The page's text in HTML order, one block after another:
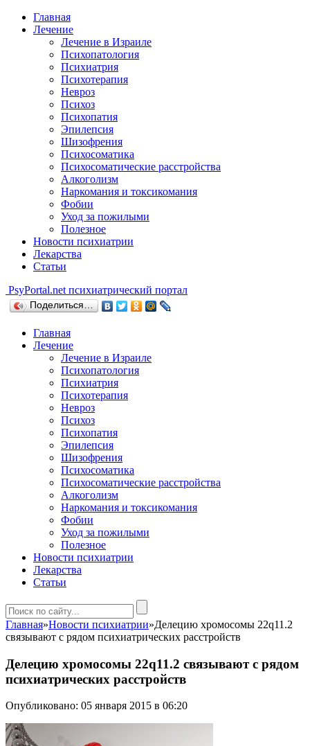
Главная
Лечение
Лечение в Израиле
Психопатология
Психиатрия
Психотерапия
Невроз
Психоз
Психопатия
Эпилепсия
Шизофрения
Психосоматика
Психосоматические расстройства
Алкоголизм
Наркомания и токсикомания
Фобии
Уход за пожилыми
Полезное
Новости психиатрии
Лекарства
Статьи
PsyPortal.net психиатрический портал
Поделиться…
Главная
Лечение
Лечение в Израиле
Психопатология
Психиатрия
Психотерапия
Невроз
Психоз
Психопатия
Эпилепсия
Шизофрения
Психосоматика
Психосоматические расстройства
Алкоголизм
Наркомания и токсикомания
Фобии
Уход за пожилыми
Полезное
Новости психиатрии
Лекарства
Статьи
Главная»Новости психиатрии»Делецию хромосомы 22q11.2
связывают с рядом психиатрических расстройств
Делецию хромосомы 22q11.2 связывают с рядом
психиатрических расстройств
Опубликовано: 05 января 2015 в 06:20